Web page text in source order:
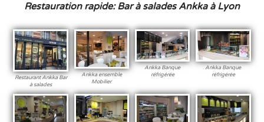
Restauration rapide: Bar à salades Ankka à Lyon
Restaurant Ankka Bar
à salades
Ankka ensemble
Mobilier
Ankka Banque
réfrigérée
Ankka Banque
réfrigérée